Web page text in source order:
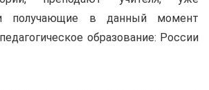
получающие в данный момент
образование: России